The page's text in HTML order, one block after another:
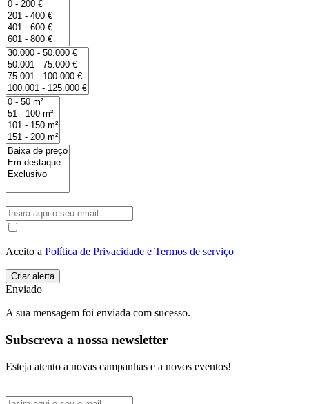
Aceito a Política de Privacidade e Termos de serviço
Enviado
A sua mensagem foi enviada com sucesso.
Subscreva a nossa newsletter
Esteja atento a novas campanhas e a novos eventos!